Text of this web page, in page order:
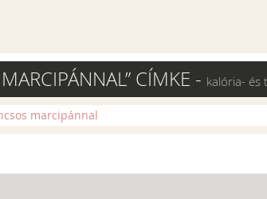
CÍMKE - kalória- és
marcipánnal